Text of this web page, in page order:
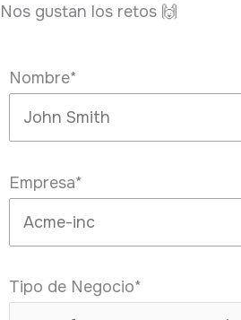
Nos gustan los retos 🙌
Nombre*
Empresa*
Tipo de Negocio*